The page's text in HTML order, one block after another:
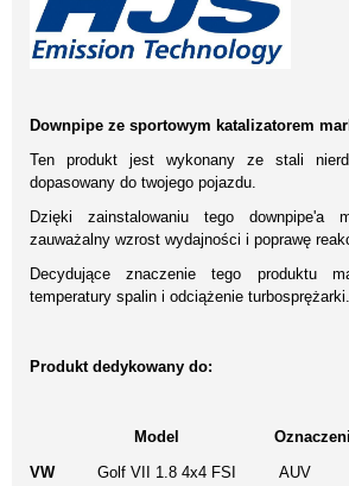
Downpipe ze sportowym katalizatorem
Ten produkt jest wykonany ze stali
dopasowany do twojego pojazdu.
Dzięki zainstalowaniu tego downpipe'a
zauważalny wzrost wydajności i poprawę
Decydujące znaczenie tego produktu
temperatury spalin i odciążenie turbosprężarki.
Produkt dedykowany do:
Model
VW
Golf VII 1.8 4x4 FSI